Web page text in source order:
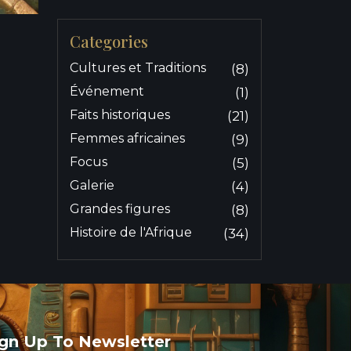
Categories
Cultures et Traditions (8)
Événement (1)
Faits historiques (21)
Femmes africaines (9)
Focus (5)
Galerie (4)
Grandes figures (8)
Histoire de l'Afrique (34)
Up To Newsletter